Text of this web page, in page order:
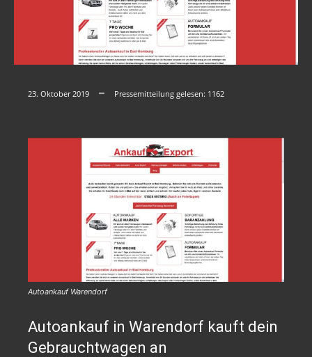
23. Oktober 2019 Pressemitteilung gelesen: 1162
Autoankauf Warendorf
Autoankauf in Warendorf kauft dein
Gebrauchtwagen an